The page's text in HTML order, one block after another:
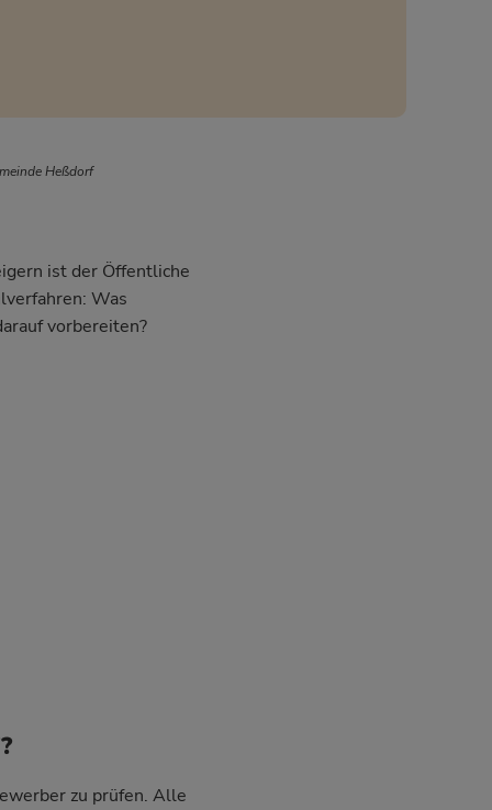
Heßdorf
ist der Öffentliche
Was
vorbereiten?
zu prüfen. Alle